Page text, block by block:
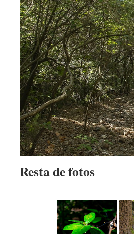
Resta de fotos